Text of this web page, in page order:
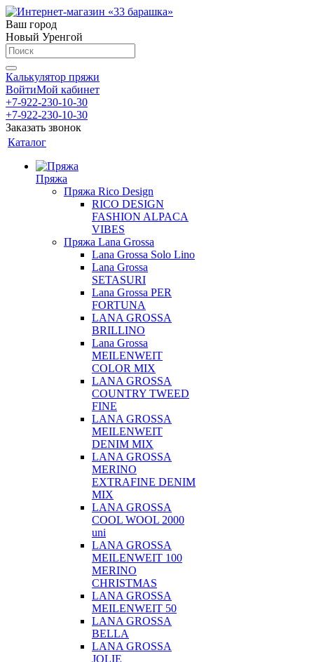
Ваш город
Новый Уренгой
Калькулятор пряжи
ВойтиМой кабинет
+7-922-230-10-30
+7-922-230-10-30
Заказать звонок
Каталог
Пряжа
Пряжа Rico Design
RICO DESIGN
FASHION ALPACA
VIBES
Пряжа Lana Grossa
Lana Grossa Solo Lino
Lana Grossa
SETASURI
Lana Grossa PER
FORTUNA
LANA GROSSA
BRILLINO
Lana Grossa
MEILENWEIT
COLOR MIX
LANA GROSSA
COUNTRY TWEED
FINE
LANA GROSSA
MEILENWEIT
DENIM MIX
LANA GROSSA
MERINO
EXTRAFINE DENIM
MIX
LANA GROSSA
COOL WOOL 2000
uni
LANA GROSSA
MEILENWEIT 100
MERINO
CHRISTMAS
LANA GROSSA
MEILENWEIT 50
LANA GROSSA
BELLA
LANA GROSSA
JOLIE